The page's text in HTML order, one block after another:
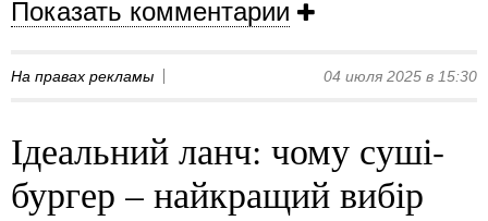
Показать комментарии
На правах рекламы 04 июля 2025 в 15:30
Ідеальний ланч: чому суші-
бургер – найкращий вибір